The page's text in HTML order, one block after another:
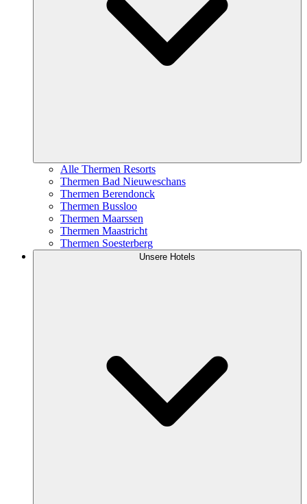
Alle Thermen Resorts
Thermen Bad Nieuweschans
Thermen Berendonck
Thermen Bussloo
Thermen Maarssen
Thermen Maastricht
Thermen Soesterberg
Unsere Hotels